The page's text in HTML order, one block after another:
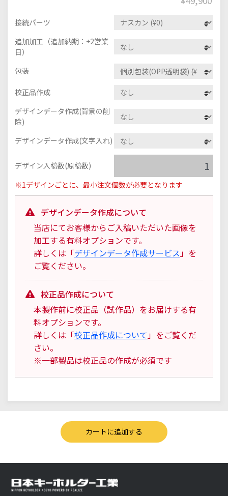
接続パーツ
追加加工（追加納期：+2営業
日）
包装
校正品作成
デザインデータ作成(背景の削
除)
デザインデータ作成(文字入れ)
デザイン入稿数(原稿数)
※1デザインごとに、最小注文個数が必要となります
デザインデータ作成について
当店にてお客様からご入稿いただいた画像を
加工する有料オプションです。
詳しくは「デザインデータ作成サービス 」を
ご覧ください。
校正品作成について
本製作前に校正品（試作品）をお届けする有
料オプションです。
詳しくは「校正品作成について 」をご覧くだ
さい。
※一部製品は校正品の作成が必須です